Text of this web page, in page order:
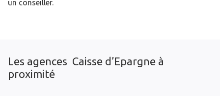
un conseiller.
Les agences Caisse d’Epargne à
proximité